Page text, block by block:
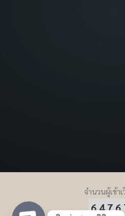
จำนวนผู้เข้า